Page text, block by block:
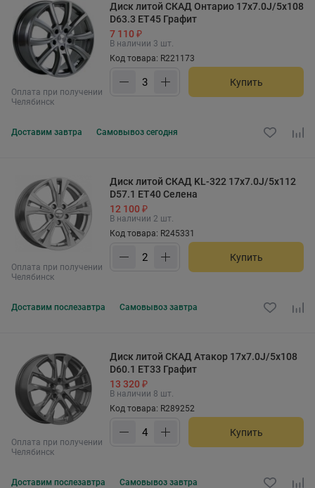
Оплата при получении
Челябинск
Диск литой СКАД Онтарио 17x7.0J/5x108
D63.3 ET45 Графит
7 110 ₽
В наличии 3 шт.
Код товара: R221173
Купить
Доставим завтра Самовывоз сегодня
Оплата при получении
Челябинск
Диск литой СКАД KL-322 17x7.0J/5x112
D57.1 ET40 Селена
12 100 ₽
В наличии 2 шт.
Код товара: R245331
Купить
Доставим послезавтра Самовывоз завтра
Оплата при получении
Челябинск
Диск литой СКАД Атакор 17x7.0J/5x108
D60.1 ET33 Графит
13 320 ₽
В наличии 8 шт.
Код товара: R289252
Купить
Доставим послезавтра Самовывоз завтра